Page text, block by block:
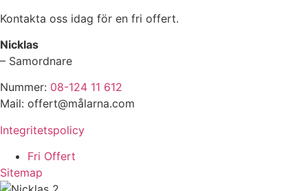
Kontakta oss idag för en fri offert.
Nicklas
– Samordnare
Nummer: 08-124 11 612
Mail: offert@målarna.com
Integritetspolicy
Fri Offert
Sitemap